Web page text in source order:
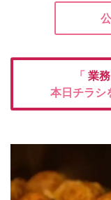
「 業
本日チラシ